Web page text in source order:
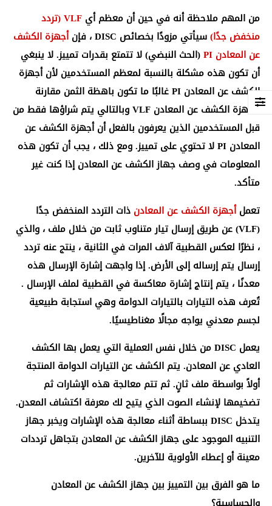
من المهم ملاحظة أنه في حين أن معظم أي
VLF (تردد
منخفض جدًا)سيأتي مزودًا بخصائص DISC ، فإن
أجهزة الكشف
عن المعادن PI
(الحث النبضي) لا تتمتع بقدرات تمييز. لا ينبغي
أن تكون هذه مشكلة بالنسبة لمعظم المستخدمين لأن أجهزة
الكشف عن المعادن PI غالبًا ما تكون باهظة الثمن مقارنة
بأجهزة الكشف عن المعادن VLF وبالتالي يتم شراؤها فقط من
قبل المستخدمين الذين يعرفون بالفعل أن أجهزة الكشف عن
المعادن PI لا تحتوي على تمييز. ومع ذلك ، يجب أن تكون هذه
المعلومات في وصف جهاز الكشف عن المعادن إذا كنت غير
متأكد.
تعملأجهزة الكشف عن المعادن ذات التردد المنخفض جدًا
(VLF) عن طريق إرسال تيار متناوب ثابت من خلال ملف ، والذي
، نظرًا لعكس القطبية آلاف المرات في الثانية ، ينتج عنه تردد
إرسال يتم إرساله إلى الأرض. إذا واجهت إشارة الإرسال هذه
معدنًا ، يتم إنتاج إشارة معاكسة في القطبية لملف الإرسال .
تُعرف هذه التيارات بالتيارات الدوامة وهي استجابة طبيعية
لجسم معدني يواجه مجالًا مغناطيسيًا.
يعمل DISC من خلال نفس العملية التي يعمل بها الكشف
العادي عن المعادن. يتم الكشف عن التيارات الدوامة المنتجة
أولاً بواسطة ملف ثانٍ. ثم تتم معالجة هذه الإشارات ثم
تضخيمها لإنشاء الصوت الذي يتيح لك معرفة اكتشاف المعدن.
يتدخل DISC ببساطة أثناء معالجة هذه الإشارات ويخبر جهاز
التنبيه الموجود على جهاز الكشف عن المعادن بتجاهل ترددات
معينة أو إعطاء الأولوية للآخرين.
ما هو الفرق بين التمييز بين جهاز الكشف عن المعادن